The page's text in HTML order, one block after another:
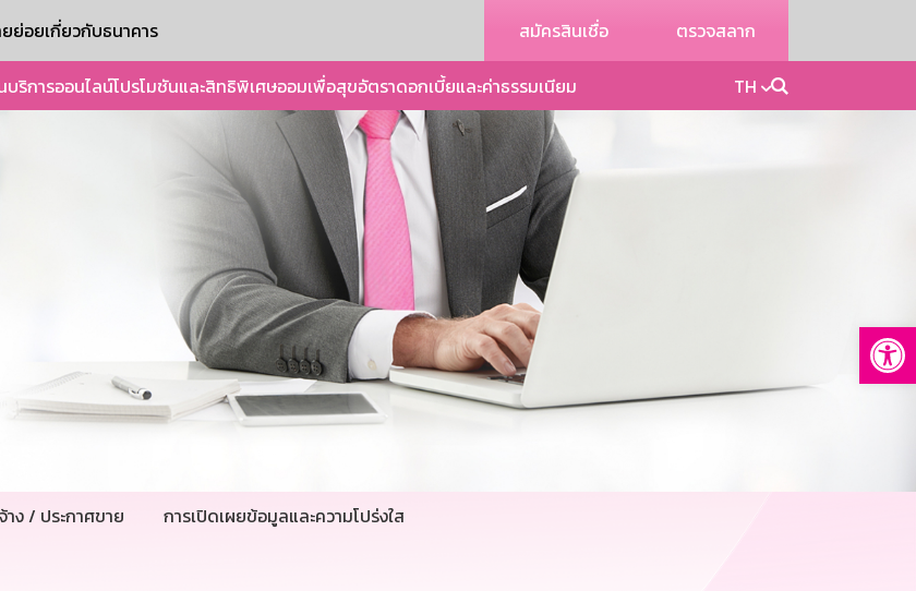
ยย่อยเกี่ยวกับธนาคาร สมัครสินเชื่อ ตรวจสลาก
บริการออนไลน์โปรโมชันและสิทธิพิเศษออมเพื่อสุขอัตราดอกเบี้ยและค่าธรรมเนียม TH
ง / ประกาศขาย การเปิดเผยข้อมูลและความโปร่งใส